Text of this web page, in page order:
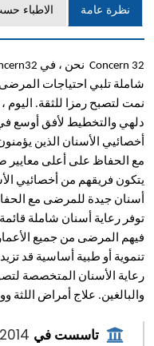
نظرة عامة الاطباء
شاملة تلبي احتياجات
نمت لتصبح رمزا للثقة. اليوم
دلهي والتخطيط لأفق أوسع
أخصائيي الأسنان الذين
مع الحفاظ على أعلى معايير
يتكون فريقهم من أخصائيي
أسنان جيدة للمرضى مع
توفر رعاية أسنان شاملة
فيهم المرضى من جميع
تنموية أو طبية أساسية قد
رعاية الأسنان المتخصصة
والبالغين. علاج أمراض اللثة
تاسست في 2014